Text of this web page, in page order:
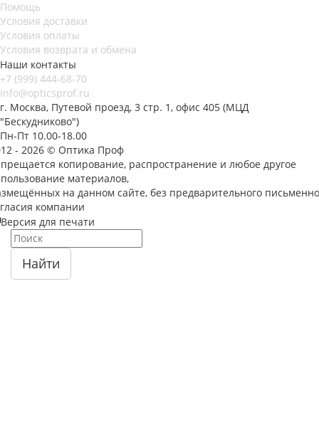
Помощь
Условия доставки
Условия оплаты
Условия возврата и обмена
Наши контакты
+7 (999) 444-68-70
info@opticsprof.ru
г. Москва, Путевой проезд, 3 стр. 1, офис 405 (МЦД
"Бескудниково")
Пн-Пт 10.00-18.00
- 2026 © Оптика Проф
копирование, распространение и любое другое
материалов,
на данном сайте, без предварительного
компании
Версия для печати
Найти